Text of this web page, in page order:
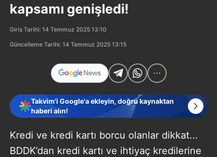
kapsamı genişledi!
Giriş Tarihi: 14 Temmuz 2025 13:10
Güncelleme Tarihi: 14 Temmuz 2025 13:15
Takvim'i Google'a ekleyin, doğru kaynaktan
haberi alın!
Kredi ve kredi kartı borcu olanlar dikkat...
BDDK’dan kredi kartı ve ihtiyaç kredilerine